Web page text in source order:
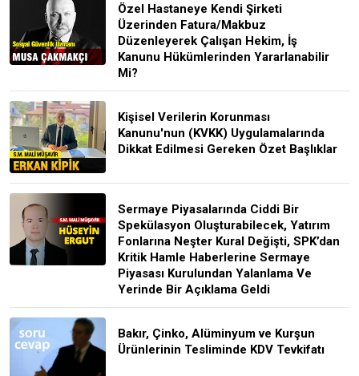
Özel Hastaneye Kendi Şirketi
Üzerinden Fatura/Makbuz
Düzenleyerek Çalışan Hekim, İş
Kanunu Hükümlerinden Yararlanabilir
Mi?
Kişisel Verilerin Korunması
Kanunu'nun (KVKK) Uygulamalarında
Dikkat Edilmesi Gereken Özet Başlıklar
Sermaye Piyasalarında Ciddi Bir
Spekülasyon Oluşturabilecek, Yatırım
Fonlarına Neşter Kural Değişti, SPK’dan
Kritik Hamle Haberlerine Sermaye
Piyasası Kurulundan Yalanlama Ve
Yerinde Bir Açıklama Geldi
Bakır, Çinko, Alüminyum ve Kurşun
Ürünlerinin Tesliminde KDV Tevkifatı